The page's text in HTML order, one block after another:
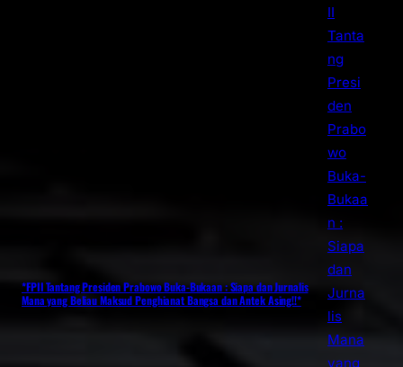
*FPII Tantang Presiden Prabowo Buka-Bukaan : Siapa dan Jurnalis
Mana yang Beliau Maksud Penghianat Bangsa dan Antek Asing!!*